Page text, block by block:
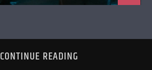
CONTINUE READING